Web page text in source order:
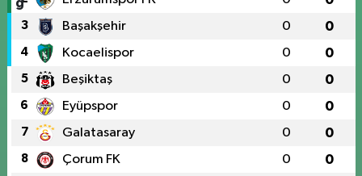
3 Başakşehir 0 0
4 Kocaelispor 0 0
5 Beşiktaş 0 0
6 Eyüpspor 0 0
7 Galatasaray 0 0
8 Çorum FK 0 0